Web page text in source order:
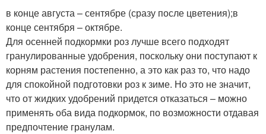
в конце августа – сентябре (сразу после цветения);в
конце сентября – октябре.
Для осенней подкормки роз лучше всего подходят
гранулированные удобрения, поскольку они поступают к
корням растения постепенно, а это как раз то, что надо
для спокойной подготовки роз к зиме. Но это не значит,
что от жидких удобрений придется отказаться – можно
применять оба вида подкормок, по возможности отдавая
предпочтение гранулам.